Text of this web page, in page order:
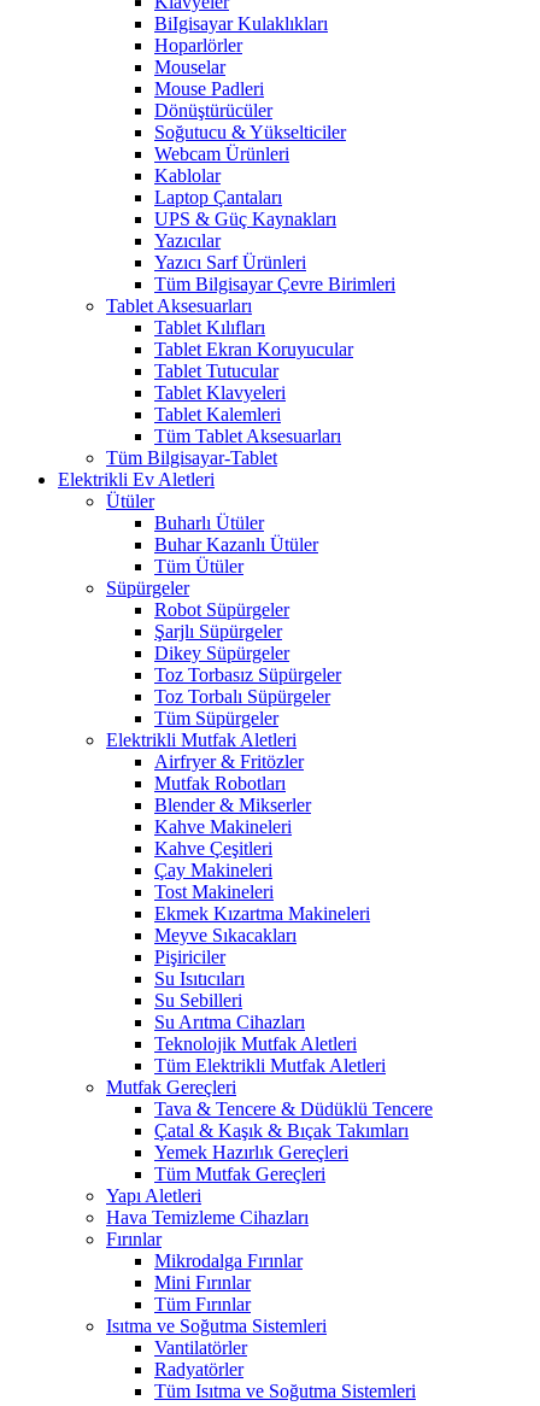
BiIgisayar Kulaklıkları
Hoparlörler
Mouselar
Mouse Padleri
Dönüştürücüler
Soğutucu & Yükselticiler
Webcam Ürünleri
Kablolar
Laptop Çantaları
UPS & Güç Kaynakları
Yazıcılar
Yazıcı Sarf Ürünleri
Tüm Bilgisayar Çevre Birimleri
Tablet Aksesuarları
Tablet Kılıfları
Tablet Ekran Koruyucular
Tablet Tutucular
Tablet Klavyeleri
Tablet Kalemleri
Tüm Tablet Aksesuarları
Tüm Bilgisayar-Tablet
Elektrikli Ev Aletleri
Ütüler
Buharlı Ütüler
Buhar Kazanlı Ütüler
Tüm Ütüler
Süpürgeler
Robot Süpürgeler
Şarjlı Süpürgeler
Dikey Süpürgeler
Toz Torbasız Süpürgeler
Toz Torbalı Süpürgeler
Tüm Süpürgeler
Elektrikli Mutfak Aletleri
Airfryer & Fritözler
Mutfak Robotları
Blender & Mikserler
Kahve Makineleri
Kahve Çeşitleri
Çay Makineleri
Tost Makineleri
Ekmek Kızartma Makineleri
Meyve Sıkacakları
Pişiriciler
Su Isıtıcıları
Su Sebilleri
Su Arıtma Cihazları
Teknolojik Mutfak Aletleri
Tüm Elektrikli Mutfak Aletleri
Mutfak Gereçleri
Tava & Tencere & Düdüklü Tencere
Çatal & Kaşık & Bıçak Takımları
Yemek Hazırlık Gereçleri
Tüm Mutfak Gereçleri
Yapı Aletleri
Hava Temizleme Cihazları
Fırınlar
Mikrodalga Fırınlar
Mini Fırınlar
Tüm Fırınlar
Isıtma ve Soğutma Sistemleri
Vantilatörler
Radyatörler
Tüm Isıtma ve Soğutma Sistemleri